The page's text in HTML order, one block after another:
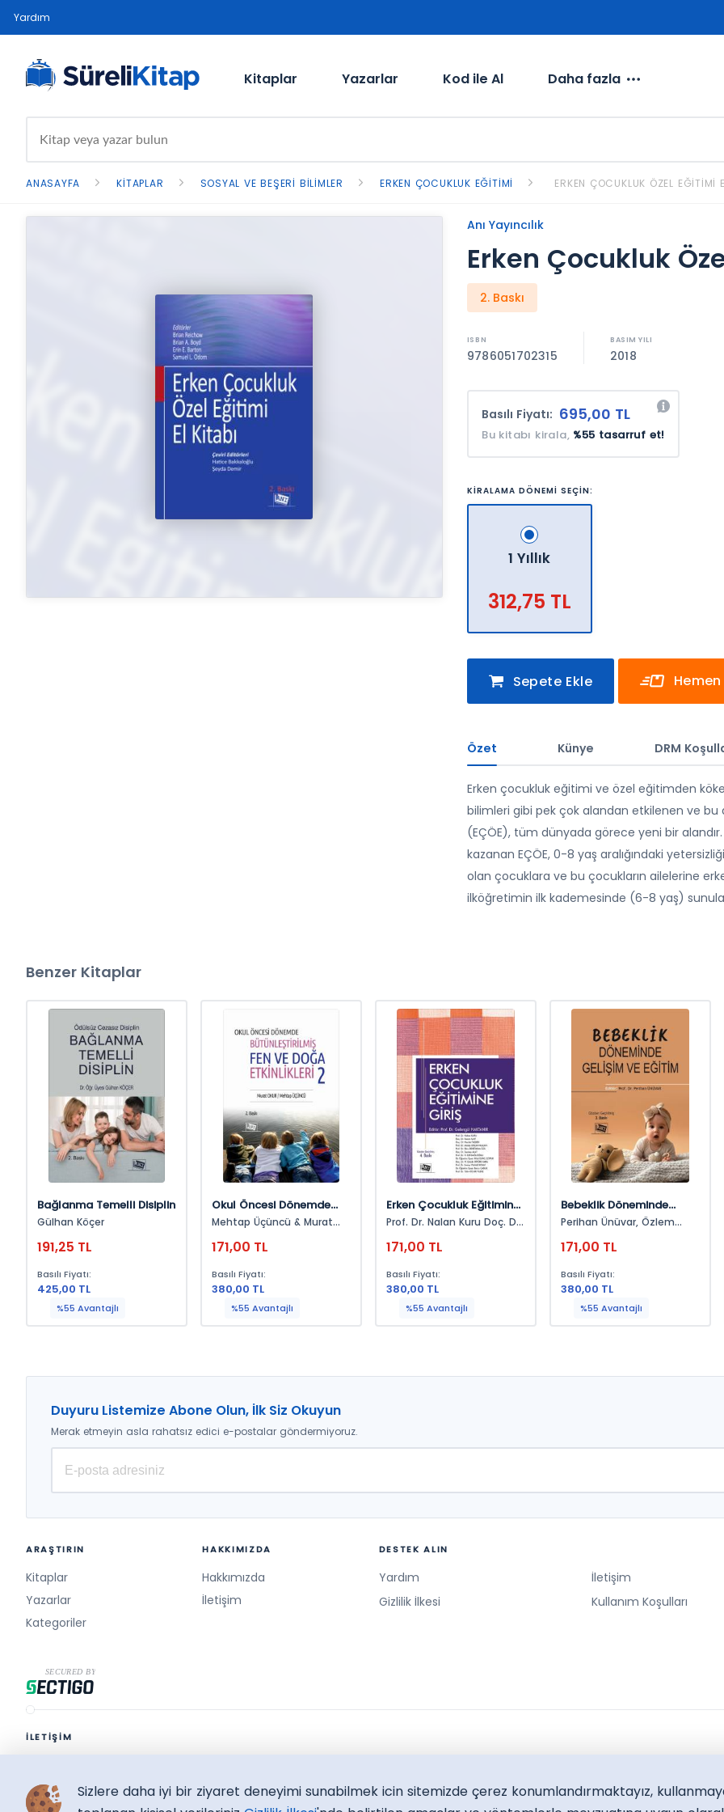
Yardım
Kitaplar Yazarlar Kod ile Al Daha fazla
ANASAYFA KITAPLAR SOSYAL VE BEŞERI BILIMLER ERKEN ÇOCUKLUK EĞITIMI ERKEN ÇOCUKLUK ÖZEL EĞITIMI
Anı Yayıncılık
Erken Çocukluk
2. Baskı
9786051702315 2018
Basılı Fiyatı: 695,00 TL
Bu kitabı kirala, %55 tasarruf et!
KİRALAMA DÖNEMİ SEÇİN:
1 Yıllık
312,75 TL
Sepete Ekle
Özet Künye DRM
Erken çocukluk eğitimi ve özel eğitimden
bilimleri gibi pek çok alandan etkilenen ve bu
(EÇÖE), tüm dünyada görece yeni bir alandır.
kazanan EÇÖE, 0-8 yaş aralığındaki
olan çocuklara ve bu çocukların ailelerine
ilköğretimin ilk kademesinde (6-8 yaş)
Benzer Kitaplar
Bağlanma Temelli Disiplin
Gülhan Köçer
191,25 TL
Basılı Fiyatı:
425,00 TL
%55 Avantajlı
Okul Öncesi Dönemde
Bütünleştirilmiş Fen Ve
Mehtap Üçüncü & Murat
171,00 TL
Basılı Fiyatı:
380,00 TL
%55 Avantajlı
Erken Çocukluk Eğitimine
Giriş
Prof. Dr. Nalan Kuru Doç. Dr.
Taşkın Prof. Dr. Maide
171,00 TL
Basılı Fiyatı:
380,00 TL
%55 Avantajlı
Bebeklik Döneminde
Gelişim Ve Eğitim
Perihan Ünüvar, Özlem
Karaaslan, Fatma Elibol,
Saçan, Zeynep Topçu Bilir,
Hilal Karoğlu, Zeliha Özer,
Fatma Çalışandemir,
Aytekin, Zehra Saadet Fırat
171,00 TL
Basılı Fiyatı:
380,00 TL
%55 Avantajlı
Duyuru Listemize Abone Olun, İlk Siz Okuyun
Merak etmeyin asla rahatsız edici e-postalar göndermiyoruz.
ARAŞTIRIN
Kitaplar
Yazarlar
Kategoriler
HAKKIMIZDA
Hakkımızda
İletişim
DESTEK ALIN
Yardım
İletişim
Gizlilik İlkesi
Kullanım Koşulları
İLETİŞİM
SüreliKitap.com Copyright © 2026 - Bütün Hakları Saklıdır.
Sizlere daha iyi bir ziyaret deneyimi sunabilmek icin sitemizde çerez konumlandırmaktayız,